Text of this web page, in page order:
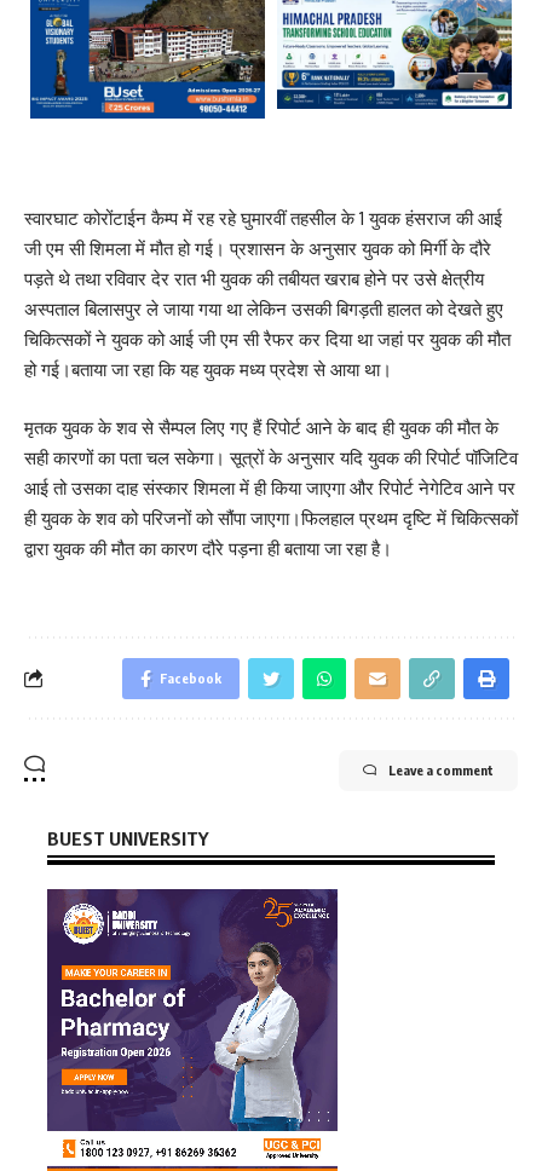
स्वारघाट कोरोंटाईन कैम्प में रह रहे घुमारवीं तहसील के 1 युवक हंसराज की आई
जी एम सी शिमला में मौत हो गई। प्रशासन के अनुसार युवक को मिर्गी के दौरे
पड़ते थे तथा रविवार देर रात भी युवक की तबीयत खराब होने पर उसे क्षेत्रीय
अस्पताल बिलासपुर ले जाया गया था लेकिन उसकी बिगड़ती हालत को देखते हुए
चिकित्सकों ने युवक को आई जी एम सी रैफर कर दिया था जहां पर युवक की मौत
हो गई।बताया जा रहा कि यह युवक मध्य प्रदेश से आया था।
मृतक युवक के शव से सैम्पल लिए गए हैं रिपोर्ट आने के बाद ही युवक की मौत के
सही कारणों का पता चल सकेगा। सूत्रों के अनुसार यदि युवक की रिपोर्ट पॉजिटिव
आई तो उसका दाह संस्कार शिमला में ही किया जाएगा और रिपोर्ट नेगेटिव आने पर
ही युवक के शव को परिजनों को सौंपा जाएगा।फिलहाल प्रथम दृष्टि में चिकित्सकों
द्वारा युवक की मौत का कारण दौरे पड़ना ही बताया जा रहा है।
Facebook
Leave a comment
BUEST UNIVERSITY